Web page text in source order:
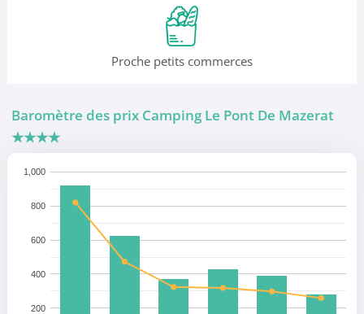
Proche petits commerces
Baromètre des prix Camping Le Pont De Mazerat
★★★★
200
400
600
800
1,000